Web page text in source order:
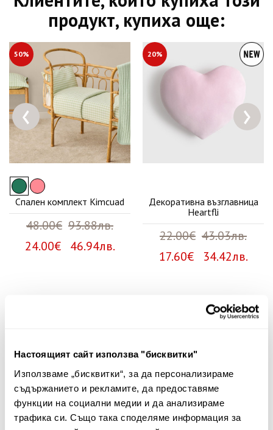
Настоящият сайт използва "бисквитки"
Използваме „бисквитки“, за да персонализираме
съдържанието и рекламите, да предоставяме
функции на социални медии и да анализираме
трафика си. Също така споделяме информация за
продукт, купиха още:
50%
Спален комплект Kimcuad
48.00€ 93.88лв.
24.00€ 46.94лв.
20%
Декоративна възглавница
Heartfli
22.00€ 43.03лв.
17.60€ 34.42лв.
‹ ›
Име
Вашият коментар: